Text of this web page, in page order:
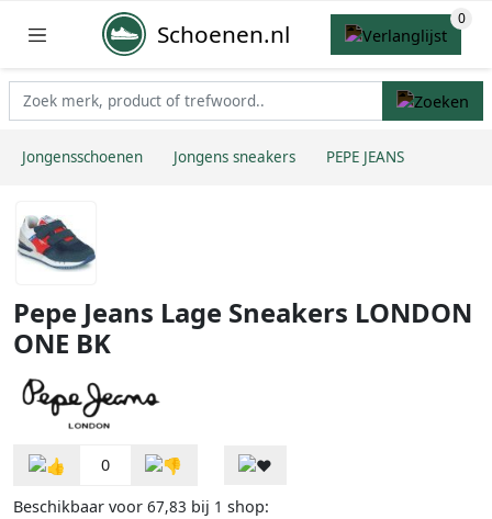
Schoenen.nl
Jongensschoenen Jongens sneakers PEPE JEANS
Pepe Jeans Lage Sneakers LONDON
ONE BK
0
Beschikbaar voor 67,83 bij 1 shop: